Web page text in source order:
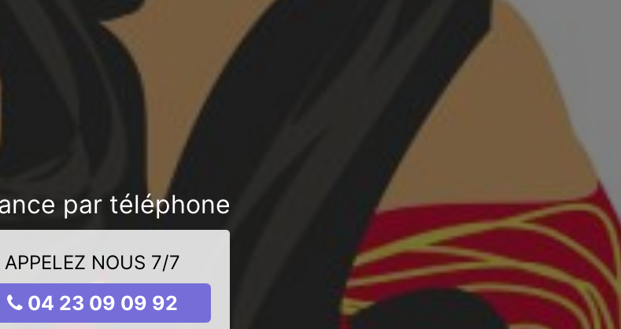
par téléphone
APPELEZ NOUS 7/7
04 23 09 09 92